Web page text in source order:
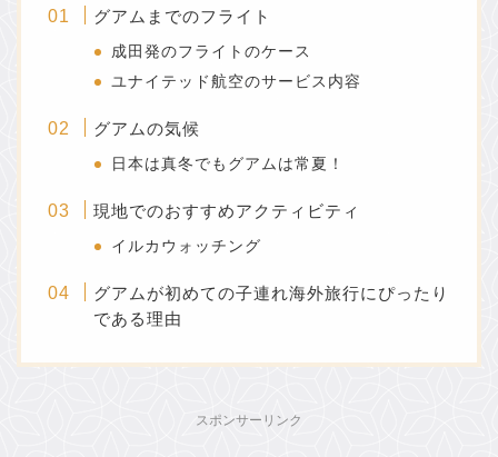
グアムまでのフライト
成田発のフライトのケース
ユナイテッド航空のサービス内容
グアムの気候
日本は真冬でもグアムは常夏！
現地でのおすすめアクティビティ
イルカウォッチング
グアムが初めての子連れ海外旅行にぴったり
である理由
スポンサーリンク